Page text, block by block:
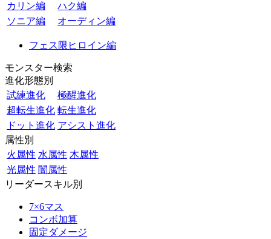
カリン編
ハク編
ソニア編
オーディン編
フェス限ヒロイン編
モンスター検索
進化形態別
試練進化
極醒進化
超転生進化 転生進化
ドット進化 アシスト進化
属性別
火属性 水属性 木属性
光属性 闇属性
リーダースキル別
7×6マス
コンボ加算
固定ダメージ